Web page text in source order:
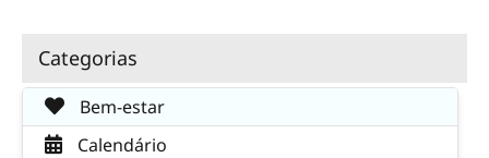
Categorias
Bem-estar
Calendário